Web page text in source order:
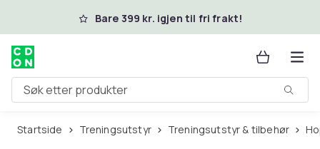
Hopp til hovedinnholdBare 399 kr. igjen til fri frakt!
Søk etter produkter
Startside Treningsutstyr Treningsutstyr & tilbehør